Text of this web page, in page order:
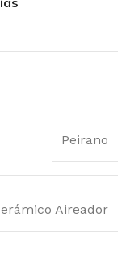
Peirano
Aireador